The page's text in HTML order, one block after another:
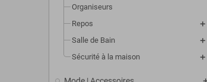
Organiseurs
Repos
Salle de Bain
Sécurité à la maison